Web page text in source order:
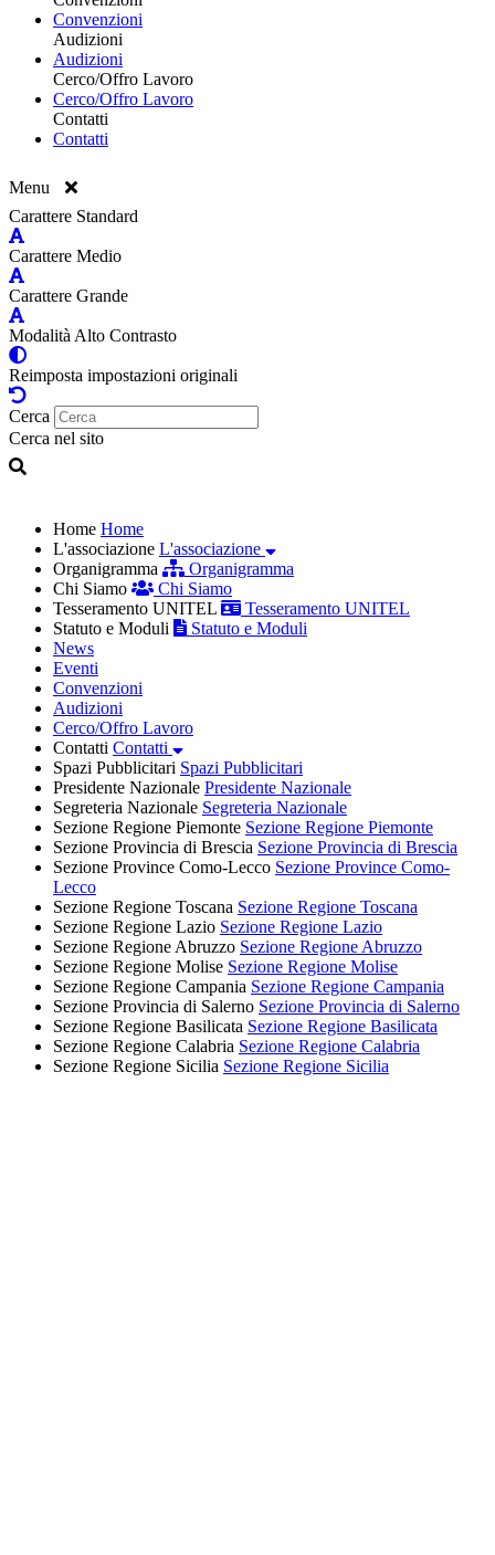
Convenzioni
Audizioni
Audizioni
Cerco/Offro Lavoro
Cerco/Offro Lavoro
Contatti
Contatti
Menu
Carattere Standard
Carattere Medio
Carattere Grande
Modalità Alto Contrasto
Reimposta impostazioni originali
Cerca
Cerca nel sito
Home Home
L'associazione L'associazione
Organigramma
Organigramma
Chi Siamo
Chi Siamo
Tesseramento UNITEL
Tesseramento UNITEL
Statuto e Moduli
Statuto e Moduli
News
Eventi
Convenzioni
Audizioni
Cerco/Offro Lavoro
Contatti Contatti
Spazi Pubblicitari Spazi Pubblicitari
Presidente Nazionale Presidente Nazionale
Segreteria Nazionale Segreteria Nazionale
Sezione Regione Piemonte Sezione Regione Piemonte
Sezione Provincia di Brescia Sezione Provincia di Brescia
Sezione Province Como-Lecco Sezione Province Como-
Lecco
Sezione Regione Toscana Sezione Regione Toscana
Sezione Regione Lazio Sezione Regione Lazio
Sezione Regione Abruzzo Sezione Regione Abruzzo
Sezione Regione Molise Sezione Regione Molise
Sezione Regione Campania Sezione Regione Campania
Sezione Provincia di Salerno Sezione Provincia di Salerno
Sezione Regione Basilicata Sezione Regione Basilicata
Sezione Regione Calabria Sezione Regione Calabria
Sezione Regione Sicilia Sezione Regione Sicilia